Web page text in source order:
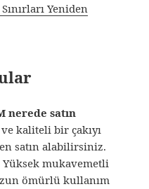
Yeniden
nerede satın
kaliteli bir çakıyı
satın alabilirsiniz.
Yüksek mukavemetli
ömürlü kullanım